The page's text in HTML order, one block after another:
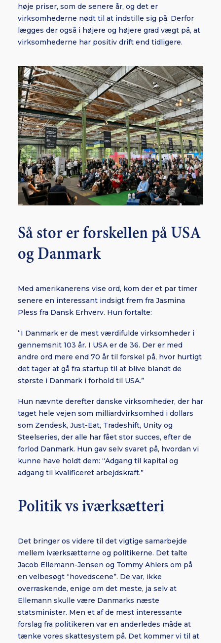
høje priser, som de senere år, og det er
virksomhederne nødt til at indstille sig på. Derfor
lægges der også i højere og højere grad vægt på, at
virksomhederne har positiv drift end tidligere.
Så stor er forskellen på USA
og Danmark
Med amerikanerens vise ord, kom der et par timer
senere en interessant indsigt frem fra Jasmina
Pless fra Dansk Erhverv. Hun fortalte:
“I Danmark er de mest værdifulde virksomheder i
gennemsnit 103 år. I USA er de 36. Der er med
andre ord mere end 70 år til forskel på, hvor hurtigt
det tager at gå fra startup til at blive blandt de
største i Danmark i forhold til USA.”
Hun nævnte derefter danske virksomheder, der har
taget hele vejen som milliardvirksomhed i dollars
som Zendesk, Just-Eat, Tradeshift, Unity og
Steelseries, der alle har fået stor succes, efter de
forlod Danmark. Hun gav selv svaret på, hvordan vi
kunne have holdt dem: “Adgang til kapital og
adgang til kvalificeret arbejdskraft.”
Politik vs iværksætteri
Det bringer os videre til det vigtige samarbejde
mellem iværksætterne og politikerne. Det talte
Jacob Ellemann-Jensen og Tommy Ahlers om på
en velbesøgt “hovedscene”. De var, ikke
overraskende, enige om det meste, ja selv at
Ellemann skulle være Danmarks næste
statsminister. Men et af de mest interessante
forslag fra politikeren var en anderledes måde at
tænke vores skattesystem på. Det kommer vi til at